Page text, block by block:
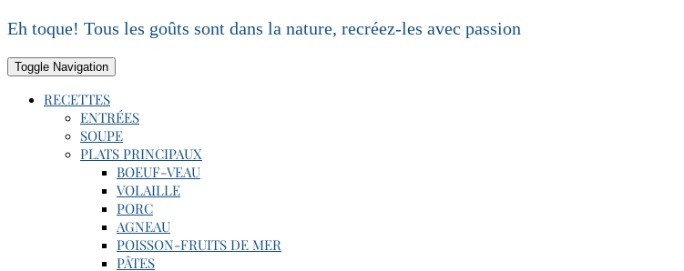
Skip
content
Eh toque! Tous les goûts sont dans la nature, recréez-les avec passion
Toggle Navigation
RECETTES
ENTRÉES
SOUPE
PLATS PRINCIPAUX
BOEUF-VEAU
VOLAILLE
PORC
AGNEAU
POISSON-FRUITS DE MER
PÂTES